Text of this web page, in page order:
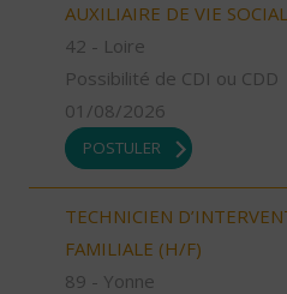
AUXILIAIRE DE VIE
42 - Loire
Possibilité de CDI ou CDD
01/08/2026
POSTULER
TECHNICIEN
FAMILIALE (H/F)
89 - Yonne